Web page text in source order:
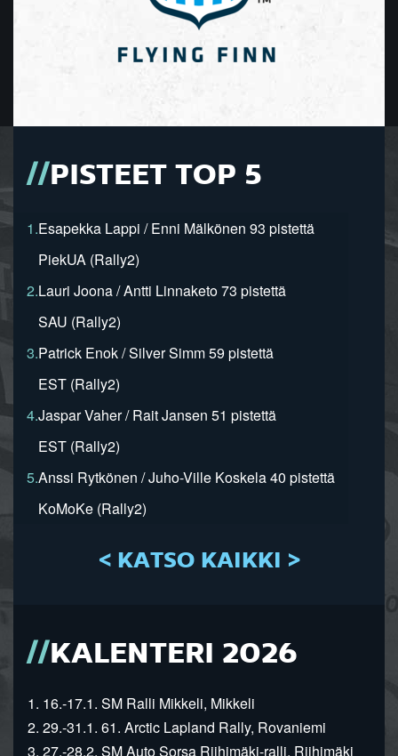
PISTEET TOP 5
1.Esapekka Lappi / Enni Mälkönen 93 pistettä
PiekUA (Rally2)
2.Lauri Joona / Antti Linnaketo 73 pistettä
SAU (Rally2)
3.Patrick Enok / Silver Simm 59 pistettä
EST (Rally2)
4.Jaspar Vaher / Rait Jansen 51 pistettä
EST (Rally2)
5.Anssi Rytkönen / Juho-Ville Koskela 40 pistettä
KoMoKe (Rally2)
< KATSO KAIKKI >
KALENTERI 2026
1. 16.-17.1. SM Ralli Mikkeli, Mikkeli
2. 29.-31.1. 61. Arctic Lapland Rally, Rovaniemi
3. 27.-28.2. SM Auto Sorsa Riihimäki-ralli, Riihimäki